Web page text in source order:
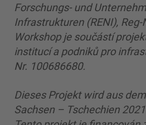
Forschungs- und
Infrastrukturen (RENI),
Workshop je součástí
institucí a podniků pro
Nr. 100686680.
Dieses Projekt wird aus
Sachsen – Tschechien